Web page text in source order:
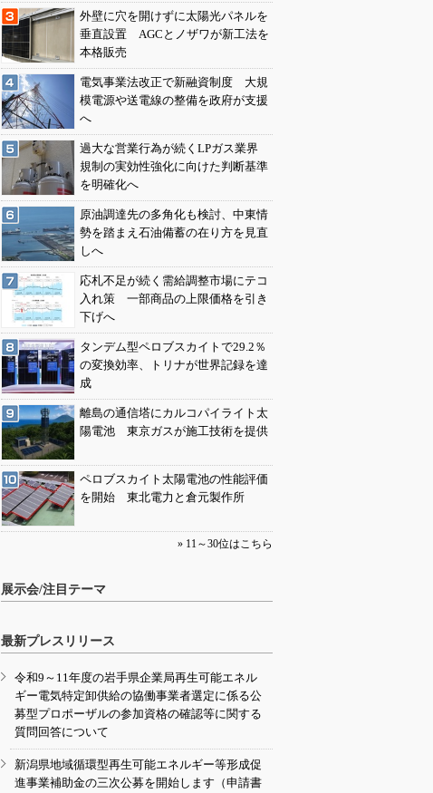
外壁に穴を開けずに太陽光パネルを
垂直設置 AGCとノザワが新工法を
本格販売
電気事業法改正で新融資制度 大規
模電源や送電線の整備を政府が支援
へ
過大な営業行為が続くLPガス業界
規制の実効性強化に向けた判断基準
を明確化へ
原油調達先の多角化も検討、中東情
勢を踏まえ石油備蓄の在り方を見直
しへ
応札不足が続く需給調整市場にテコ
入れ策 一部商品の上限価格を引き
下げへ
タンデム型ペロブスカイトで29.2％
の変換効率、トリナが世界記録を達
成
離島の通信塔にカルコパイライト太
陽電池 東京ガスが施工技術を提供
ペロブスカイト太陽電池の性能評価
を開始 東北電力と倉元製作所
» 11～30位はこちら
展示会/注目テーマ
最新プレスリリース
令和9～11年度の岩手県企業局再生可能エネル
ギー電気特定卸供給の協働事業者選定に係る公
募型プロポーザルの参加資格の確認等に関する
質問回答について
新潟県地域循環型再生可能エネルギー等形成促
進事業補助金の三次公募を開始します（申請書